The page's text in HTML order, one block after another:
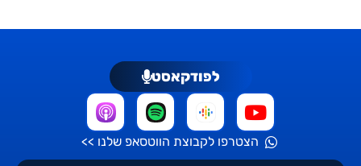
לפודקאסט
הצטרפו לקבוצת הווטסאפ שלנו >>